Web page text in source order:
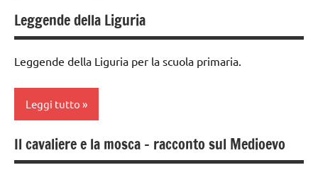
Italia
vario
recite
TUTTI GLI
classe
3a
classe
classe
Leggende della Liguria
Leggende della Liguria per la scuola primaria.
Leggi tutto
classe
3a
Il cavaliere e la mosca – racconto sul Medioevo